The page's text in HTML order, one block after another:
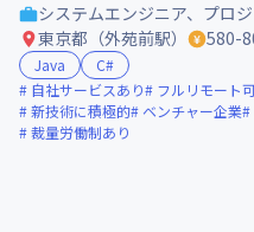
システムエンジニア、プロ
東京都（外苑前駅）
580-
Java
C#
自社サービスあり
フルリモート
新技術に積極的
ベンチャー企業
裁量労働制あり